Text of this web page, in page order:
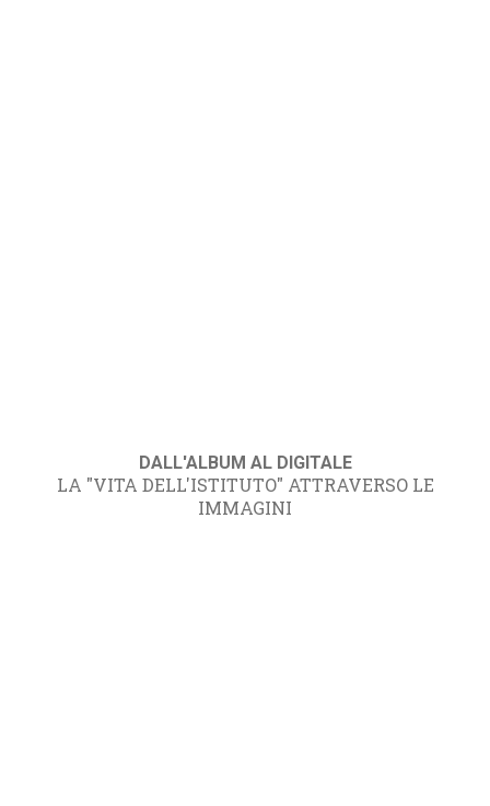
DALL'ALBUM AL DIGITALE
LA "VITA DELL'ISTITUTO" ATTRAVERSO LE
IMMAGINI